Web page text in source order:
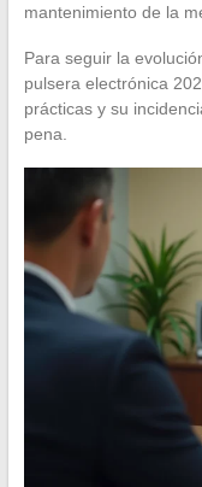
mantenimiento de la
Para seguir la
pulsera electrónica
prácticas y su
pena.